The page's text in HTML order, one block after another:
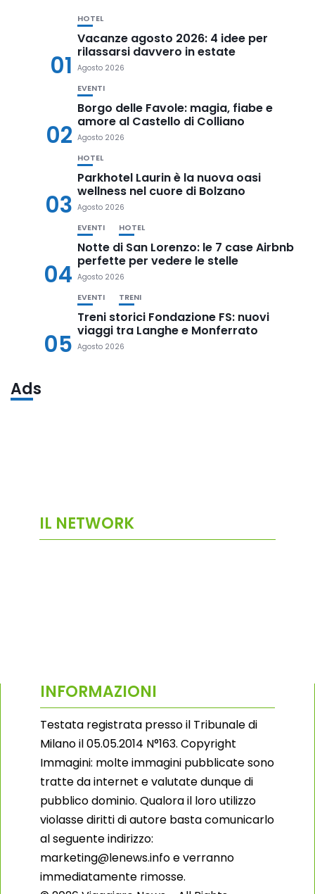
01
HOTEL
Vacanze agosto 2026: 4 idee per
rilassarsi davvero in estate
Agosto 2026
02
EVENTI
Borgo delle Favole: magia, fiabe e
amore al Castello di Colliano
Agosto 2026
03
HOTEL
Parkhotel Laurin è la nuova oasi
wellness nel cuore di Bolzano
Agosto 2026
04
EVENTI HOTEL
Notte di San Lorenzo: le 7 case Airbnb
perfette per vedere le stelle
Agosto 2026
05
EVENTI TRENI
Treni storici Fondazione FS: nuovi
viaggi tra Langhe e Monferrato
Agosto 2026
Ads
IL NETWORK
INFORMAZIONI
Testata registrata presso il Tribunale di
Milano il 05.05.2014 N°163. Copyright
Immagini: molte immagini pubblicate sono
tratte da internet e valutate dunque di
pubblico dominio. Qualora il loro utilizzo
violasse diritti di autore basta comunicarlo
al seguente indirizzo:
marketing@lenews.info e verranno
immediatamente rimosse.